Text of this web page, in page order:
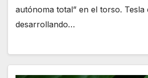
autónoma total” en el torso. Tesla
desarrollando…